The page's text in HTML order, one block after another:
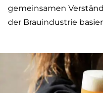
gemeinsamen
der Brauindustrie